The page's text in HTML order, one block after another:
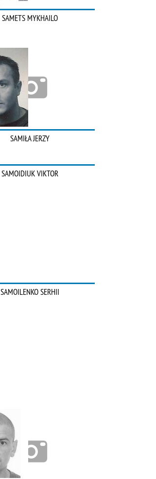
SAMETS MYKHAILO
SAMIŁA JERZY
SAMOIDIUK VIKTOR
SAMOILENKO SERHII